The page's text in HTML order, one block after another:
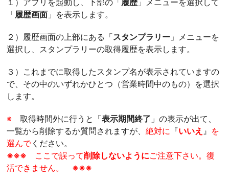
「履歴画面 」を表示します。
２）履歴画面の上部にある「スタンプラリー 」メニューを
選択し、 スタンプラリーの取得履歴を表示します。
３） これまでに取得したスタンプ名が表示されていますの
で、その中のいずれかひとつ（営業時間中のもの）を選択
します。
※取得時間外に行うと「表示期間終了 」の表示が出て、
一覧から削除するか質問されますが、絶対に 『いいえ 』 を
選んでください。
※※※ ここで誤って削除しないようにご注意下さい。復
活できません。 ※※※